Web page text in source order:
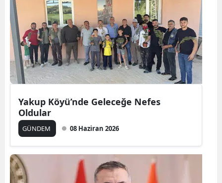
Yakup Köyü’nde Geleceğe Nefes
Oldular
GÜNDEM 08 Haziran 2026